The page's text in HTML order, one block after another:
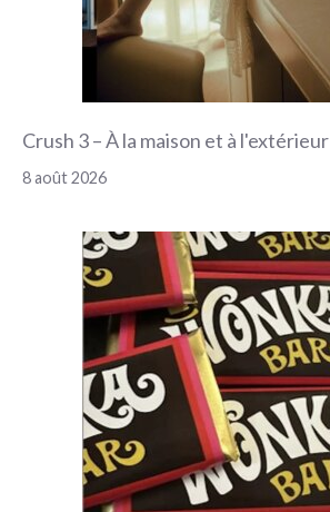
Crush 3 – À la maison et à l'extérieur
8 août 2026